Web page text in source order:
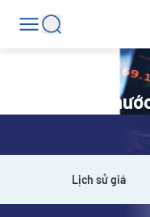
Nhà đầu tư
Lịch sử giá